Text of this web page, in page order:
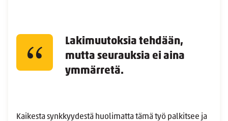
Lakimuutoksia tehdään,
mutta seurauksia ei aina
ymmärretä.
Kaikestasynkkyydestä huolimatta tämä työ palkitsee ja